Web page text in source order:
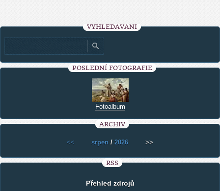
VYHLEDÁVÁNÍ
POSLEDNÍ FOTOGRAFIE
Fotoalbum
ARCHIV
<< srpen / 2026 >>
RSS
Přehled zdrojů